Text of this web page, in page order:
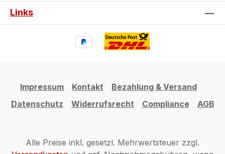
Links
Impressum Kontakt
Bezahlung & Versand
Datenschutz
Widerrufsrecht Compliance AGB
Alle Preise inkl. gesetzl. Mehrwertsteuer zzgl.